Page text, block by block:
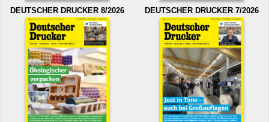
DEUTSCHER DRUCKER 8/2026 DEUTSCHER DRUCKER 7/2026